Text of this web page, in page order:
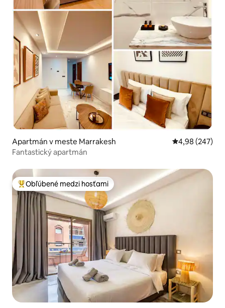
Apartmán v meste Marrakesh Priemerné
4,98 (247)
Fantastický apartmán
Najobľúbenejšie medzi hosťami
Obľúbené medzi hosťami